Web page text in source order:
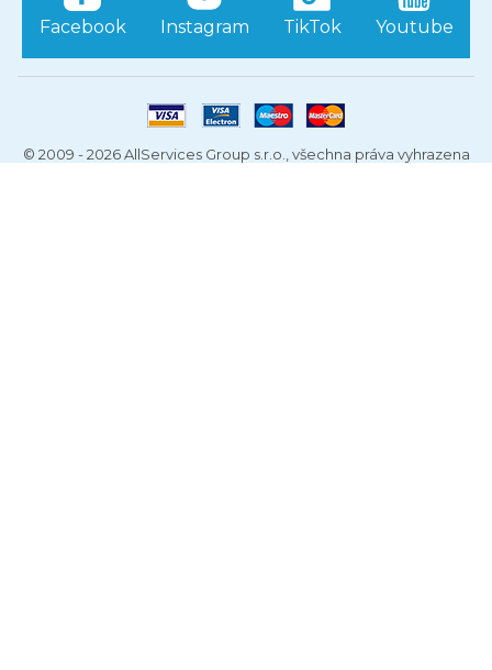
Facebook Instagram TikTok Youtube
© 2009 - 2026 AllServices Group s.r.o., všechna práva vyhrazena